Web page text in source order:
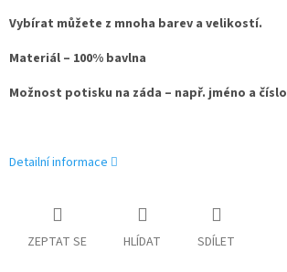
Vybírat můžete z mnoha barev a velikostí.
Materiál – 100% bavlna
Možnost potisku na záda – např. jméno a číslo
Detailní informace
ZEPTAT SE HLÍDAT SDÍLET